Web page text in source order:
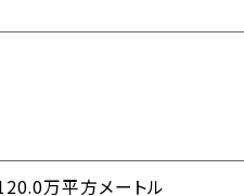
万平方メートル